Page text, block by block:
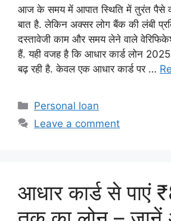
आज के समय में आपात स्थिति में तुरंत पैसे
बात है. लेकिन अक्सर लोग बैंक की लंबी
दस्तावेजी काम और समय लेने वाले
हैं. यही वजह है कि आधार कार्ड लोन
बढ़ रही है. केवल एक आधार कार्ड पर …
Categories
Personal loan
Leave a comment
आधार कार्ड से पाएं